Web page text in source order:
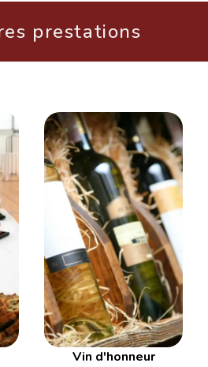
prestations
Vin d'honneur